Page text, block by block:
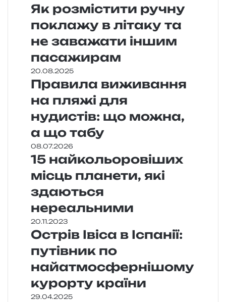
Як розмістити ручну
поклажу в літаку та
не заважати іншим
пасажирам
20.08.2025
Правила виживання
на пляжі для
нудистів: що можна,
а що табу
08.07.2026
15 найкольоровіших
місць планети, які
здаються
нереальними
20.11.2023
Острів Івіса в Іспанії:
путівник по
найатмосфернішому
курорту країни
29.04.2025